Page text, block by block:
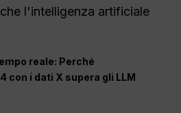
l'intelligenza artificiale
reale: Perché
con i dati X supera gli LLM